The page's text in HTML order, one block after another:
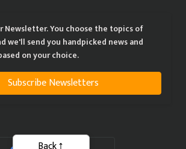
Newsletter. You choose the topics of
we'll send you handpicked news and
on your choice.
Subscribe Newsletters